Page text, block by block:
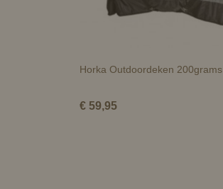
Horka Outdoordeken 200grams
€ 59,95